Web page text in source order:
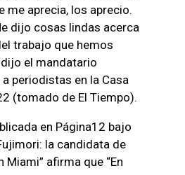
me aprecia, los aprecio.
dijo cosas lindas acerca
trabajo que hemos
dijo el mandatario
periodistas en la Casa
(tomado de El Tiempo).
en Página12 bajo
la candidata de
Miami” afirma que “En